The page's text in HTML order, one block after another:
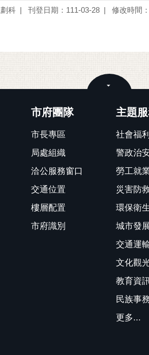
科 刊登日期：111-03-28 修改時間
市府團隊
市長專區
局處組織
洽公服務窗口
交通位置
樓層配置
市府識別
主題
社會福利
警政治
勞工就
災害防
環保衛生
城市發
交通運
文化觀
教育資
民族事
更多...